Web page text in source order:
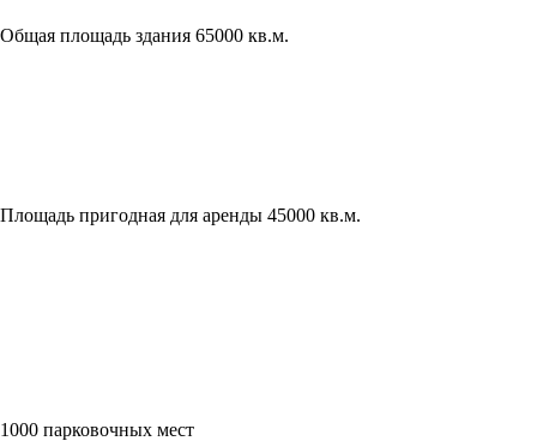
Общая площадь здания 65000 кв.м.
Площадь пригодная для аренды 45000 кв.м.
1000 парковочных мест